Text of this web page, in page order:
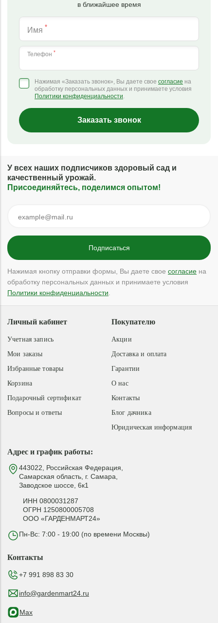
в ближайшее время
Имя *
Телефон *
Нажимая «Заказать звонок», Вы даете свое согласие на
обработку персональных данных и принимаете условия
Политики конфиденциальности.
Заказать звонок
У всех наших подписчиков здоровый сад и
качественный урожай.
Присоединяйтесь, поделимся опытом!
Нажимая кнопку отправки формы, Вы даете свое согласие на
обработку персональных данных и принимаете условия
Политики конфиденциальности
Адрес и график работы:
443022, Российская Федерация,
Самарская область, г. Самара,
Заводское шоссе, 6к1
ИНН 0800031287
ОГРН 1250800005708
ООО «ГАРДЕНМАРТ24»
Пн-Вс: 7:00 - 19:00 (по времени Москвы)
Покупателю
Акции
Доставка и оплата
Гарантии
О нас
Контакты
Блог дачника
Юридическая информация
Личный кабинет
Учетная запись
Мои заказы
Избранные товары
Корзина
Подарочный сертификат
Вопросы и ответы
Контакты
+7 991 898 83 30
info@gardenmart24.ru
Max